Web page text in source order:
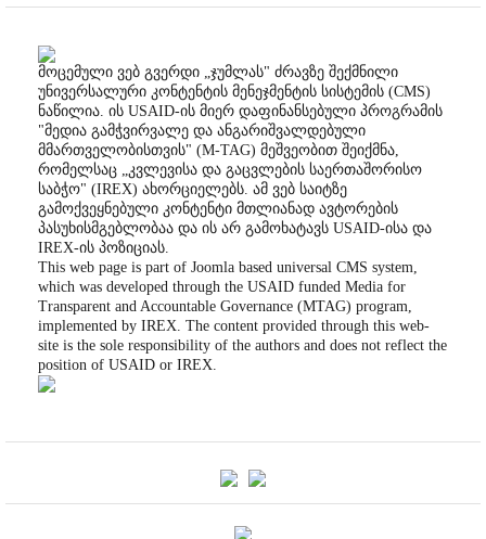
მოცემული ვებ გვერდი „ჯუმლას" ძრავზე შექმნილი
უნივერსალური კონტენტის მენეჯმენტის სისტემის (CMS)
ნაწილია. ის USAID-ის მიერ დაფინანსებული პროგრამის
"მედია გამჭვირვალე და ანგარიშვალდებული
მმართველობისთვის" (M-TAG) მეშვეობით შეიქმნა,
რომელსაც „კვლევისა და გაცვლების საერთაშორისო
საბჭო" (IREX) ახორციელებს. ამ ვებ საიტზე
გამოქვეყნებული კონტენტი მთლიანად ავტორების
პასუხისმგებლობაა და ის არ გამოხატავს USAID-ისა და
IREX-ის პოზიციას.
This web page is part of Joomla based universal CMS system,
which was developed through the USAID funded Media for
Transparent and Accountable Governance (MTAG) program,
implemented by IREX. The content provided through this web-
site is the sole responsibility of the authors and does not reflect the
position of USAID or IREX.